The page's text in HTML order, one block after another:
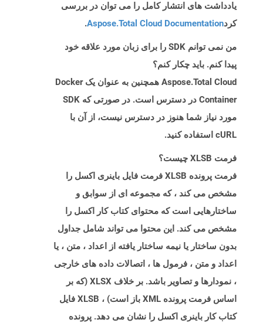
یادداشت های انتشار کامل را می توان در بررسی
کردAspose.Total Cloud Documentation
.
من نمی توانم SDK را برای زبان مورد علاقه خود
پیدا کنم. باید چکار کنم؟
Aspose.Total Cloud همچنین به عنوان یک Docker
Container در دسترس است. در صورتی که SDK
مورد نیاز شما هنوز در دسترس نیست، از آن با
cURL استفاده کنید.
فرمت XLSB چیست؟
فرمت پرونده XLSB فرمت فایل باینری اکسل را
مشخص می کند ، که مجموعه ای از سوابق و
ساختارهایی است که محتوای کتاب کار اکسل را
مشخص می کند. این محتوا می تواند شامل جداول
بدون ساختار یا نیمه ساختار یافته از اعداد ، متن ، یا
اعداد و متن ، فرمول ها ، اتصالات داده های خارجی
، نمودارها و تصاویر باشد. بر خلاف XLSX (که بر
اساس فرمت پرونده XML باز است) ، XLSB فایل
کتاب کار باینری اکسل را نشان می دهد. پرونده